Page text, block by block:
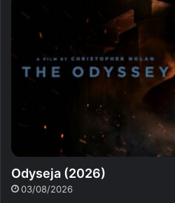
Odyseja (2026)
03/08/2026